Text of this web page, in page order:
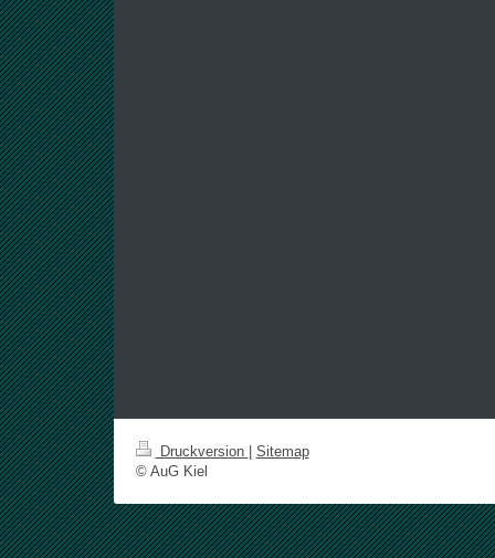
Druckversion
Sitemap
© AuG Kiel